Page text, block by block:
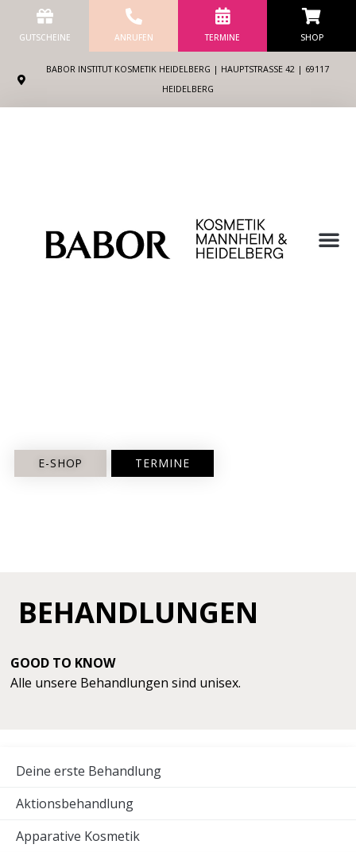
GUTSCHEINE ANRUFEN TERMINE SHOP
BABOR INSTITUT KOSMETIK HEIDELBERG | HAUPTSTRASSE 42 | 69117 H
EIDELBERG
E-SHOP TERMINE
BEHANDLUNGEN
GOOD TO KNOW
Alle unsere Behandlungen sind unisex.
Deine erste Behandlung
Aktionsbehandlung
Apparative Kosmetik